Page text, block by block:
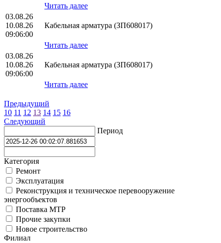
Читать далее
03.08.26
10.08.26
09:06:00
Кабельная арматура (ЗП608017)
Читать далее
03.08.26
10.08.26
09:06:00
Кабельная арматура (ЗП608017)
Читать далее
Предыдущий
10 11 12 13 14 15 16
Следующий
Период
Категория
Ремонт
Эксплуатация
Реконструкция и техническое перевооружение
энергообъектов
Поставка МТР
Прочие закупки
Новое строительство
Филиал